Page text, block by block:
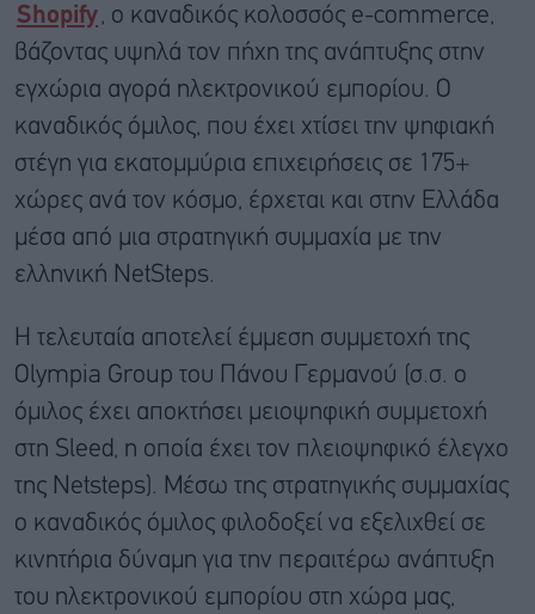
Shopify
, ο καναδικός κολοσσός e-commerce,
βάζοντας υψηλά τον πήχη της ανάπτυξης στην
εγχώρια αγορά ηλεκτρονικού εμπορίου. Ο
καναδικός όμιλος, που έχει χτίσει την ψηφιακή
στέγη για εκατομμύρια επιχειρήσεις σε 175+
χώρες ανά τον κόσμο, έρχεται και στην Ελλάδα
μέσα από μια στρατηγική συμμαχία με την
ελληνική NetSteps.
Η τελευταία αποτελεί έμμεση συμμετοχή της
Olympia Group του Πάνου Γερμανού (σ.σ. ο
όμιλος έχει αποκτήσει μειοψηφική συμμετοχή
στη Sleed, η οποία έχει τον πλειοψηφικό έλεγχο
της Netsteps). Μέσω της στρατηγικής συμμαχίας
ο καναδικός όμιλος φιλοδοξεί να εξελιχθεί σε
κινητήρια δύναμη για την περαιτέρω ανάπτυξη
του ηλεκτρονικού εμπορίου στη χώρα μας,